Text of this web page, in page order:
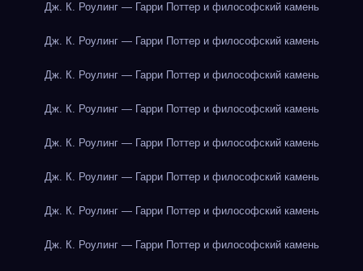
Дж. К. Роулинг — Гарри Поттер и философский камень
Дж. К. Роулинг — Гарри Поттер и философский камень
Дж. К. Роулинг — Гарри Поттер и философский камень
Дж. К. Роулинг — Гарри Поттер и философский камень
Дж. К. Роулинг — Гарри Поттер и философский камень
Дж. К. Роулинг — Гарри Поттер и философский камень
Дж. К. Роулинг — Гарри Поттер и философский камень
Дж. К. Роулинг — Гарри Поттер и философский камень